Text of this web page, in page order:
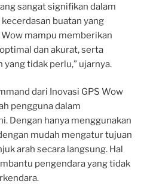
sangat signifikan dalam
buatan yang
mampu memberikan
dan akurat, serta
tidak perlu,” ujarnya.
dari Inovasi GPS Wow
pengguna dalam
Dengan hanya menggunakan
mudah mengatur tujuan
arah secara langsung. Hal
pengendara yang tidak